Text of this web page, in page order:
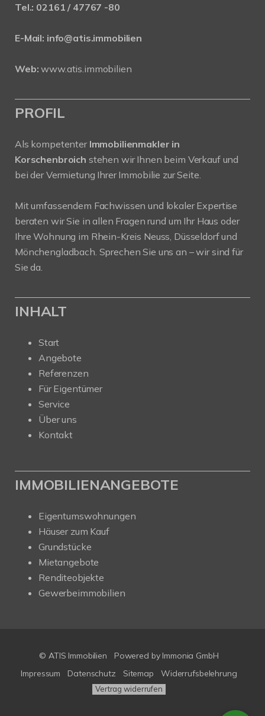
Tel.: 02161 / 47767 -80
E-Mail: info@atis.immobilien
Web: www.atis.immobilien
PROFIL
Als kompetenter Immobilienmakler in
Korschenbroich stehen wir Ihnen beim Verkauf und
bei der Vermietung Ihrer Immobilie zur Seite.
Mit umfassendem Fachwissen und lokaler Expertise
beraten wir Sie in allen Fragen rund um Ihr Haus oder
Ihre Wohnung im Rhein-Kreis Neuss, Düsseldorf und
Mönchengladbach. Sprechen Sie uns an – wir sind für
Sie da.
INHALT
Start
Angebote
Referenzen
Für Eigentümer
Service
Über uns
Kontakt
IMMOBILIENANGEBOTE
Eigentumswohnungen
Häuser zum Kauf
Grundstücke
Mietangebote
Renditeobjekte
Gewerbeimmobilien
© ATIS Immobilien Powered by Immonia GmbH
Impressum
Datenschutz Sitemap Widerrufsbelehrung
Vertrag widerrufen